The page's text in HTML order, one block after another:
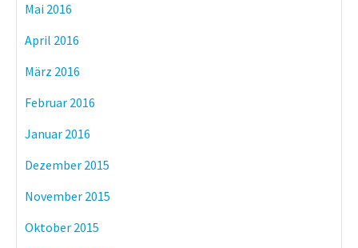
Mai 2016
April 2016
März 2016
Februar 2016
Januar 2016
Dezember 2015
November 2015
Oktober 2015